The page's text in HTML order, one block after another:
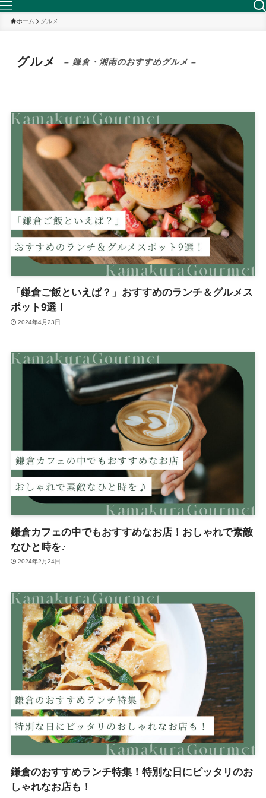
ホーム グルメ
グルメ – 鎌倉・湘南のおすすめグルメ –
「鎌倉ご飯といえば？」おすすめのランチ＆グルメス
ポット9選！
2024年4月23日
鎌倉カフェの中でもおすすめなお店！おしゃれで素敵
なひと時を♪
2024年2月24日
鎌倉のおすすめランチ特集！特別な日にピッタリのお
しゃれなお店も！